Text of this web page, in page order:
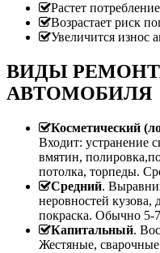
Растет
Возрастает риск
Увеличится износ
ВИДЫ
АВТОМОБИЛЯ
Косметический
Входит: устранение
вмятин,
потолка, торпеды.
Средний.
неровностей кузова,
покраска. Обычно 5-
Капитальный.
Жестяные,